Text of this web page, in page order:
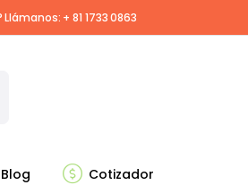
Llámanos: + 81 1733 0863
Blog Cotizador